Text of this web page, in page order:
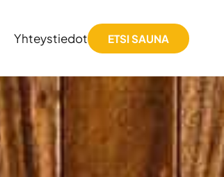
Yhteystiedot ETSI SAUNA